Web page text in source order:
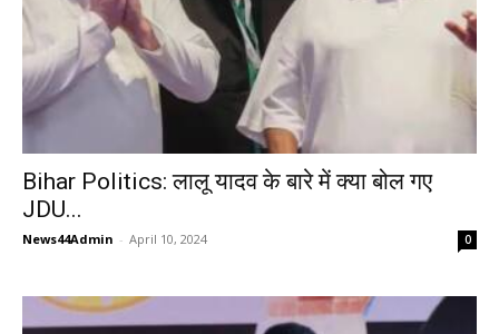
Bihar Politics: लालू यादव के बारे में क्या बोल गए
JDU...
News44Admin - April 10, 2024 0